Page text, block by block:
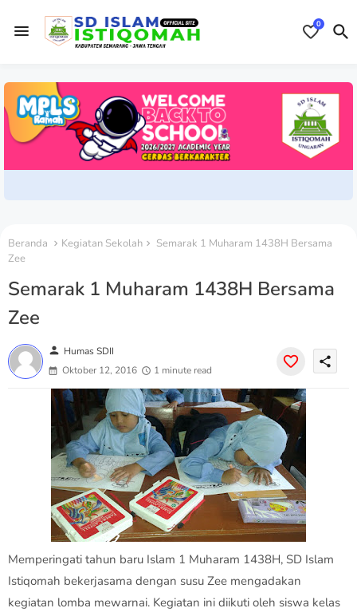
0
Beranda Kegiatan Sekolah
Semarak 1 Muharam 1438H Bersama
Zee
Semarak 1 Muharam 1438H Bersama
Zee
person Humas SDII
Oktober 12, 2016
1 minute read
share
Memperingati tahun baru Islam 1 Muharam 1438H, SD Islam
Istiqomah bekerjasama dengan susu Zee mengadakan
kegiatan lomba mewarnai. Kegiatan ini diikuti oleh siswa kelas